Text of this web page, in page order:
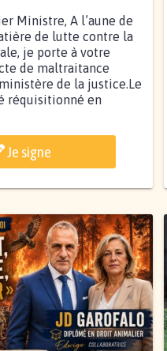
Ministre, A l’aune de
de lutte contre la
je porte à votre
de maltraitance
de la justice.Le
réquisitionné en
Je signe